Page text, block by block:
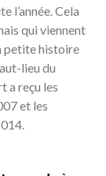
l’année. Cela
qui viennent
petite histoire
lieu du
a reçu les
et les